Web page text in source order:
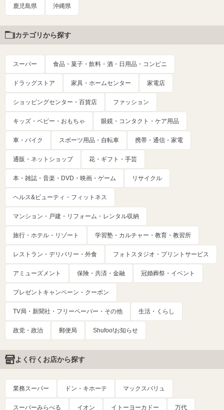
鹿児島県 沖縄県
カテゴリから探す
スーパー 食品・菓子・飲料・酒・日用品・コンビニ
ドラッグストア 家具・ホームセンター 家電店
ショッピングセンター・百貨店 ファッション
キッズ・ベビー・おもちゃ 眼鏡・コンタクト・ケア用品
車・バイク スポーツ用品・自転車 携帯・通信・家電
通販・ネットショップ 花・ギフト・手芸
本・雑誌・音楽・DVD・映画・ゲーム リサイクル
ヘルス&ビューティ・フィットネス
マンション・戸建・リフォーム・レンタル収納
旅行・ホテル・リゾート 学習塾・カルチャー・教育・教習所
レストラン・デリバリー・外食 フォトスタジオ・プリントサービス
アミューズメント 保険・共済・金融 冠婚葬祭・イベント
プレゼントキャンペーン・クーポン
TV局・新聞社・フリーペーパー・その他 生活・くらし
政党・政治 郵便局 Shufoo!お知らせ
よく行くお店から探す
業務スーパー ドン・キホーテ マックスバリュ
スーパーみらべる イオン イトーヨーカドー 万代